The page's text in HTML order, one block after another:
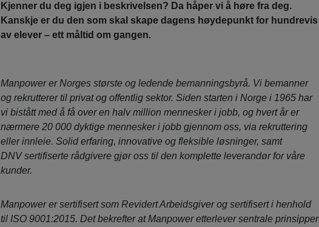
Kjenner du deg igjen i beskrivelsen? Da håper vi å høre fra deg.
Kanskje er du den som skal skape dagens høydepunkt for hundrevis
av elever – ett måltid om gangen.
Manpower er Norges største og ledende bemanningsbyrå. Vi bemanner
og rekrutterer til privat og offentlig sektor. Siden starten i Norge i 1965 har
vi bistått med å få over en halv million mennesker i jobb, og hvert år er
nærmere 20 000 dyktige mennesker i jobb gjennom oss, via rekruttering
eller innleie. Solid erfaring, innovative og fleksible løsninger, samt
DNV sertifiserte rådgivere gjør oss til den komplette leverandør for våre
kunder.
Manpowerer sertifisert som Revidert Arbeidsgiver og sertifisert i henhold
til ISO 9001:2015. Det bekrefter at Manpower etterlever sentrale prinsipper